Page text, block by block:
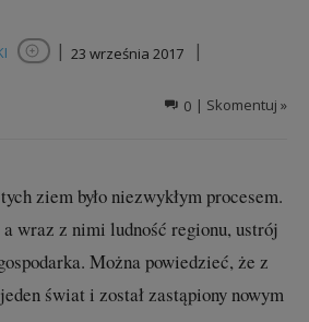
Obserwuj autora
| 23 września 2017 |
0 | Skomentuj »
ziem było niezwykłym procesem.
wraz z nimi ludność regionu, ustrój
Można powiedzieć, że z
świat i został zastąpiony nowym